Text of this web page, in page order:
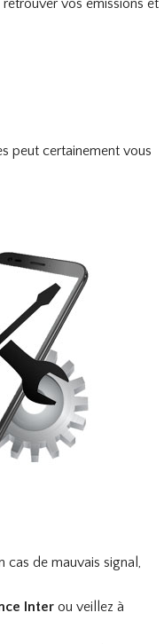
vos émissions et
peut certainement vous
cas de mauvais signal,
Inter ou veillez à